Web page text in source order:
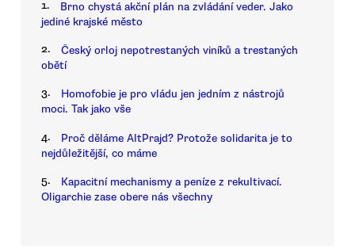
1.
Brno chystá akční plán na zvládání veder. Jako
jediné krajské město
2.
Český orloj nepotrestaných viníků a trestaných
obětí
3.
Homofobie je pro vládu jen jedním z nástrojů
moci. Tak jako vše
4.
Proč děláme AltPrajd? Protože solidarita je to
nejdůležitější, co máme
5.
Kapacitní mechanismy a peníze z rekultivací.
Oligarchie zase obere nás všechny